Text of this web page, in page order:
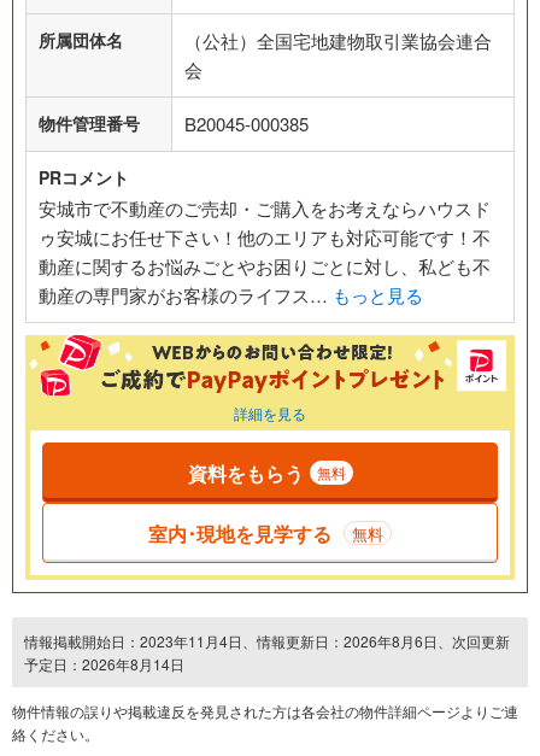
所属団体名
（公社）全国宅地建物取引業協会連合
会
物件管理番号 B20045-000385
PRコメント
安城市で不動産のご売却・ご購入をお考えならハウスド
ゥ安城にお任せ下さい！他のエリアも対応可能です！不
動産に関するお悩みごとやお困りごとに対し、私ども不
動産の専門家がお客様のライフス… もっと見る
詳細を見る
資料をもらう 無料
室内･現地を見学する 無料
情報掲載開始日：2023年11月4日、情報更新日：2026年8月6日、次回更新
予定日：2026年8月14日
物件情報の誤りや掲載違反を発⾒された方は各会社の物件詳細ページよりご連
絡ください。